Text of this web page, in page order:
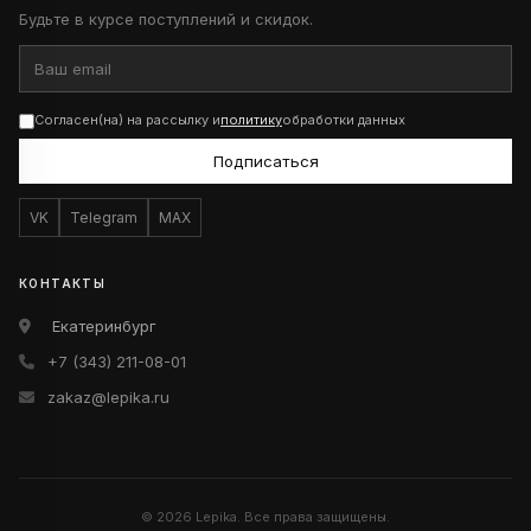
Будьте в курсе поступлений и скидок.
Согласен(на) на рассылку иполитикуобработки данных
Подписаться
VK Telegram MAX
КОНТАКТЫ
Екатеринбург
+7 (343) 211-08-01
zakaz@lepika.ru
© 2026 Lepika. Все права защищены.